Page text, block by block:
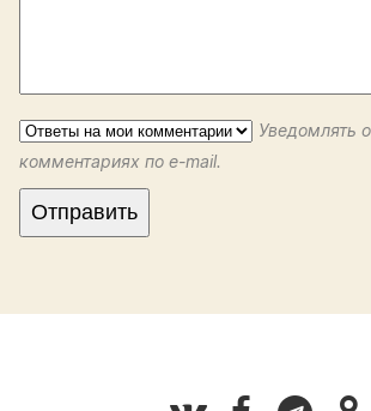
Уведомлять
комментариях по e-mail.